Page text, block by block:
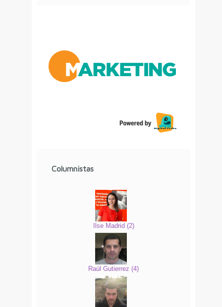
Columnistas
Ilse Madrid (2)
Raúl Gutierrez (4)